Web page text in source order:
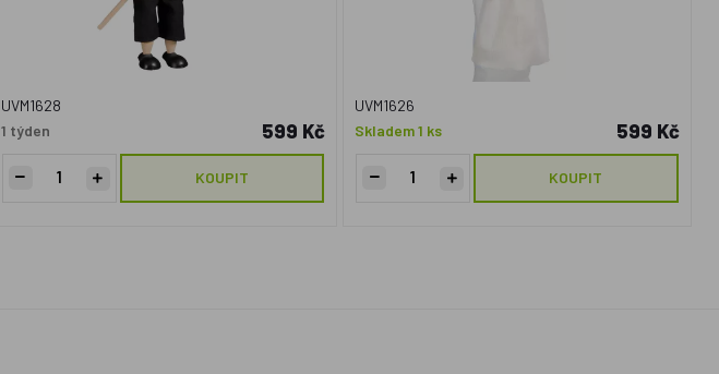
UVM1628
1 týden
599 Kč
KOUPIT
UVM1626
Skladem 1 ks
599 Kč
KOUPIT